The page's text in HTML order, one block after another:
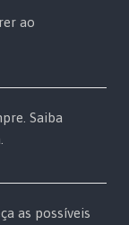
ao
Saiba
as possíveis